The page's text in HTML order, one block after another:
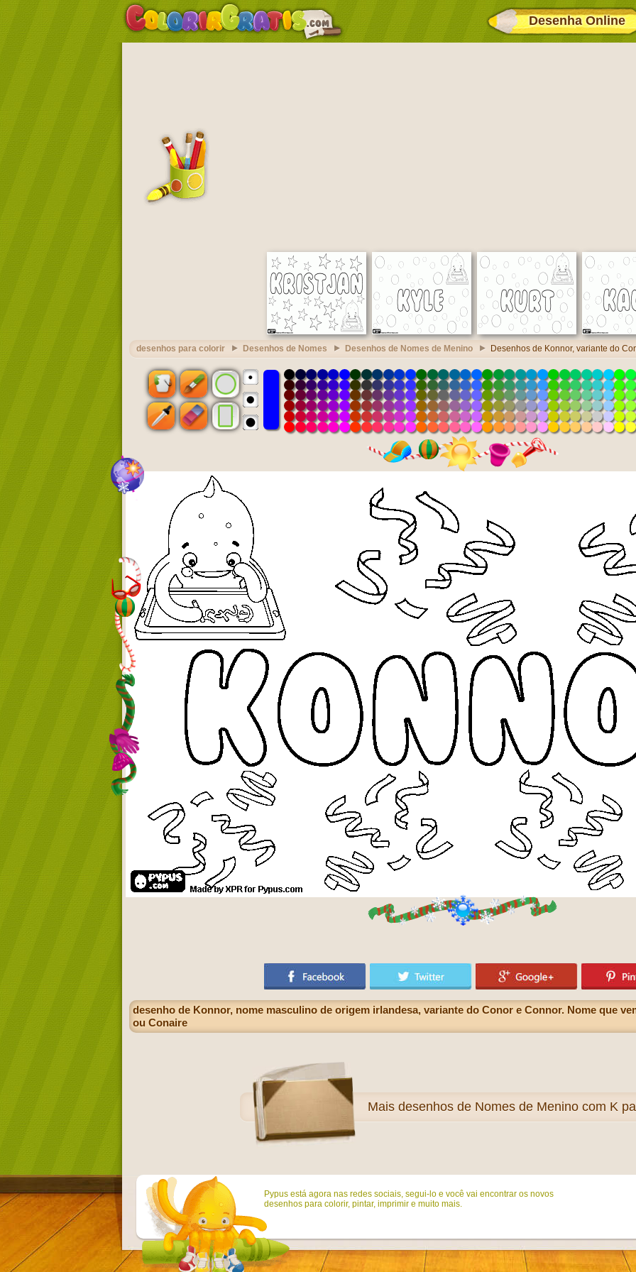
Desenha Online
desenhos para colorir Desenhos de Nomes Desenhos de Nomes de Menino Desenhos de Konnor, variante do
desenho de Konnor, nome masculino de origem irlandesa, variante do Conor e Connor. Nome que
ou Conaire
Mais desenhos de Nomes de Menino com K
Pypus está agora nas redes sociais, segui-lo e você vai encontrar os novos
desenhos para colorir, pintar, imprimir e muito mais.